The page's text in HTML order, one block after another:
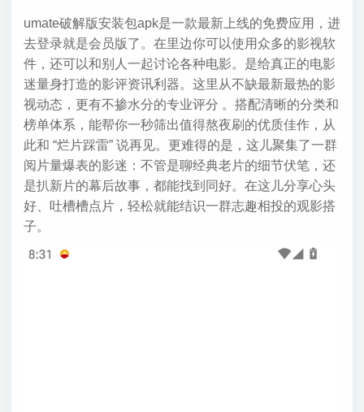
umate破解版安装包apk是一款最新上线的免费应用，进
去登录就是会员版了。在里边你可以使用众多的影视软
件，还可以和别人一起讨论各种电影。是给真正的电影
迷量身打造的影评资讯利器。这里从不缺最新最热的影
视动态，更有不掺水分的专业评分 。搭配清晰的分类和
榜单体系，能帮你一秒筛出值得熬夜刷的优质佳作，从
此和 “烂片踩雷” 说再见。更难得的是，这儿聚集了一群
阅片量爆表的影迷：不管是聊经典老片的细节伏笔，还
是扒新片的幕后故事，都能找到同好。在这儿分享心头
好、吐槽槽点片，轻松就能结识一群志趣相投的观影搭
子。